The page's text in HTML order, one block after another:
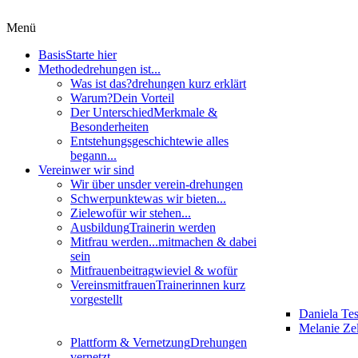
Menü
BasisStarte hier
Methodedrehungen ist...
Was ist das?drehungen kurz erklärt
Warum?Dein Vorteil
Der UnterschiedMerkmale &
Besonderheiten
Entstehungsgeschichtewie alles
begann...
Vereinwer wir sind
Wir über unsder verein-drehungen
Schwerpunktewas wir bieten...
Zielewofür wir stehen...
AusbildungTrainerin werden
Mitfrau werden...mitmachen & dabei
sein
Mitfrauenbeitragwieviel & wofür
VereinsmitfrauenTrainerinnen kurz
vorgestellt
Daniela
Melanie
Plattform & VernetzungDrehungen